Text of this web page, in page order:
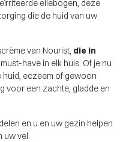
ellebogen, deze
die de huid van uw
van Nourist, die in
have in elk huis. Of je nu
huid, eczeem of gewoon
voor een zachte, gladde en
en u en uw gezin helpen
uw vel.